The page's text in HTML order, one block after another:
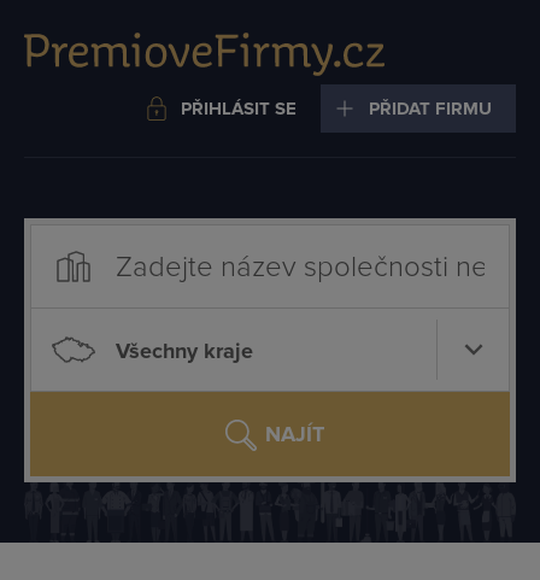
PŘIHLÁSIT SE PŘIDAT FIRMU
Všechny kraje
NAJÍT